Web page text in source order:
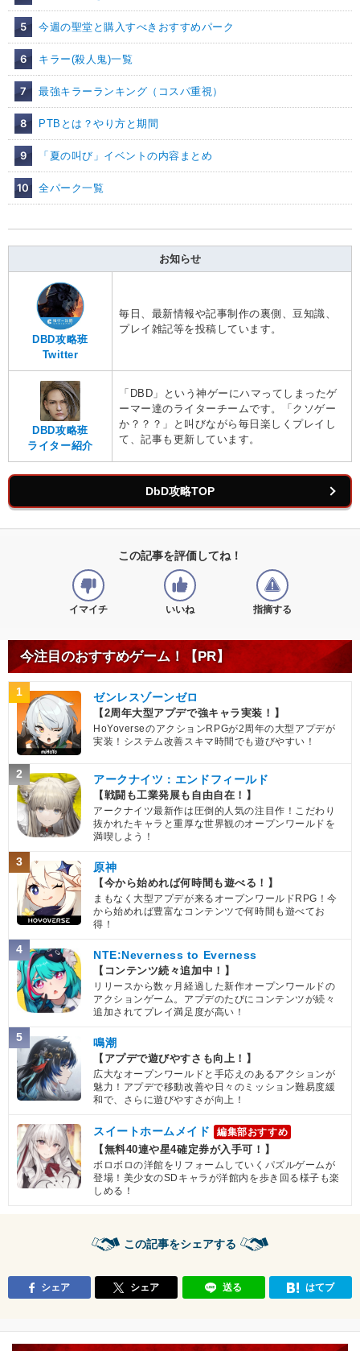
5 今週の聖堂と購入すべきおすすめパーク
6 キラー(殺人鬼)一覧
7 最強キラーランキング（コスパ重視）
8 PTBとは？やり方と期間
9 「夏の叫び」イベントの内容まとめ
10 全パーク一覧
お知らせ
DBD攻略班
Twitter
毎日、最新情報や記事制作の裏側、豆知識、
プレイ雑記等を投稿しています。
DBD攻略班
ライター紹介
「DBD」という神ゲーにハマってしまったゲ
ーマー達のライターチームです。「クソゲー
か？？？」と叫びながら毎日楽しくプレイし
て、記事も更新しています。
DbD攻略TOP
この記事を評価してね！
イマイチ いいね 指摘する
今注目のおすすめゲーム！【PR】
1 ゼンレスゾーンゼロ
【2周年大型アプデで強キャラ実装！】
HoYoverseのアクションRPGが2周年の大型アプデが
実装！システム改善スキマ時間でも遊びやすい！
2 アークナイツ：エンドフィールド
【戦闘も工業発展も自由自在！】
アークナイツ最新作は圧倒的人気の注目作！こだわり
抜かれたキャラと重厚な世界観のオープンワールドを
満喫しよう！
3 原神
【今から始めれば何時間も遊べる！】
まもなく大型アプデが来るオープンワールドRPG！今
から始めれば豊富なコンテンツで何時間も遊べてお
得！
4 NTE:Neverness to Everness
【コンテンツ続々追加中！】
リリースから数ヶ月経過した新作オープンワールドの
アクションゲーム。アプデのたびにコンテンツが続々
追加されてプレイ満足度が高い！
5 鳴潮
【アプデで遊びやすさも向上！】
広大なオープンワールドと手応えのあるアクションが
魅力！アプデで移動改善や日々のミッション難易度緩
和で、さらに遊びやすさが向上！
スイートホームメイド 編集部おすすめ
【無料40連や星4確定券が入手可！】
ボロボロの洋館をリフォームしていくパズルゲームが
登場！美少女のSDキャラが洋館内を歩き回る様子も楽
しめる！
この記事をシェアする
シェア シェア 送る はてブ